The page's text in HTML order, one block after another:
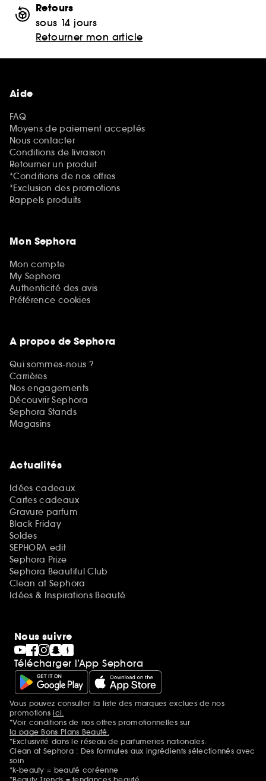
Retours
sous 14 jours
Retourner mon article
Aide
FAQ
Moyens de paiement acceptés
Nous contacter
Conditions de livraison
Retourner un produit
*Conditions de nos offres
*Exclusion des promotions
Rappels produits
Mon Sephora
Mon compte
My Sephora
Authenticité des avis
Préférence cookies
A propos de Sephora
Qui sommes-nous ?
Carrières
Nos engagements
Découvrir Sephora
Sephora Stands
Magasins
Actualités
Idées cadeaux
Cartes cadeaux
Gravure parfum
Black Friday
Soldes
SEPHORA edit
Sephora Prize
Sephora Beautiful Club
Clean at Sephora
Idées & Inspirations Beauté
Nous suivre
Télécharger l’App Sephora
Mentions additionnelles
Vous pouvez consulter la liste des marques exclues de nos
promotionsici.
*Voir conditions de nos offres promotionnelles sur
la page Bons Plans Beauté.
*Exclusivité dans le réseau de parfumeries nationales.
Clean at Sephora : Des formules aux ingrédients sélectionnés avec
soin
*k-beauty = beauté coréenne